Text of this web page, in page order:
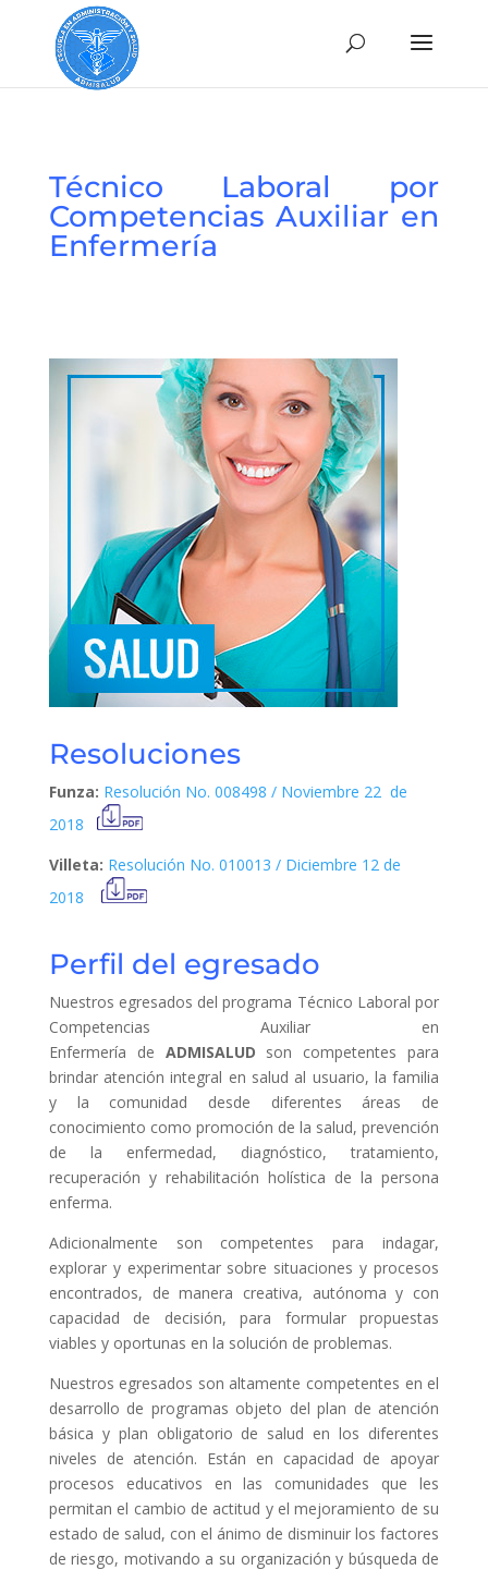
Técnico Laboral por
Competencias Auxiliar en
Enfermería
Resoluciones
Funza: Resolución No. 008498 / Noviembre 22 de
2018
Villeta: Resolución No. 010013 / Diciembre 12 de
2018
Perfil del egresado
Nuestros egresados del programa Técnico Laboral por
Competencias Auxiliar en
Enfermería
de ADMISALUD son competentes para
brindar atención integral en salud al usuario, la familia
y la comunidad desde diferentes áreas de
conocimiento como promoción de la salud, prevención
de la enfermedad, diagnóstico, tratamiento,
recuperación y rehabilitación holística de la persona
enferma.
Adicionalmente son competentes para indagar,
explorar y experimentar sobre situaciones y procesos
encontrados, de manera creativa, autónoma y con
capacidad de decisión, para formular propuestas
viables y oportunas en la solución de problemas.
Nuestros egresados son altamente competentes en el
desarrollo de programas objeto del plan de atención
básica y plan obligatorio de salud en los diferentes
niveles de atención. Están en capacidad de apoyar
procesos educativos en las comunidades que les
permitan el cambio de actitud y el mejoramiento de su
estado de salud, con el ánimo de disminuir los factores
de riesgo, motivando a su organización y búsqueda de